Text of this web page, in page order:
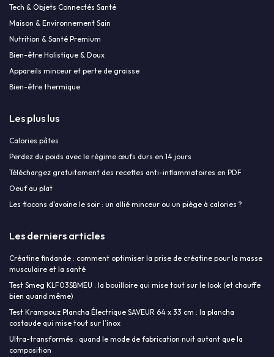
Tech & Objets Connectés Santé
Maison & Environnement Sain
Nutrition & Santé Premium
Bien-être Holistique & Doux
Appareils minceur et perte de graisse
Bien-être thermique
Les plus lus
Calories pâtes
Perdez du poids avec le régime œufs durs en 14 jours
Téléchargez gratuitement des recettes anti-inflammatoires en PDF
Oeuf au plat
Les flocons d'avoine le soir : un allié minceur ou un piège à calories ?
Les derniers articles
Créatine findande : comment optimiser la prise de créatine pour la masse
musculaire et la santé
Test Smeg KLF03SBMEU : la bouilloire qui mise tout sur le look (et chauffe
bien quand même)
Test Krampouz Plancha Électrique SAVEUR 64 x 33 cm : la plancha
costaude qui mise tout sur l’inox
Ultra-transformés : quand le mode de fabrication nuit autant que la
composition